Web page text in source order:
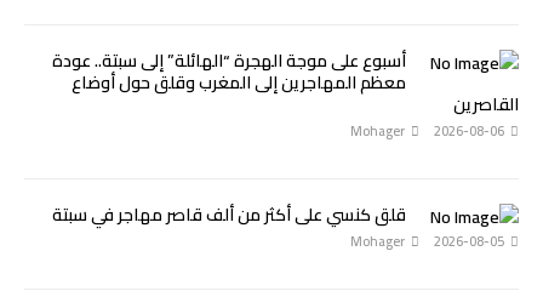
أسبوع على موجة الهجرة “الهائلة” إلى سبتة.. عودة
معظم المهاجرين إلى المغرب وقلق حول أوضاع
القاصرين
2026-08-06
Mohager
قلق كنسي على أكثر من ألف قاصر مهاجر في سبتة
2026-08-05
Mohager